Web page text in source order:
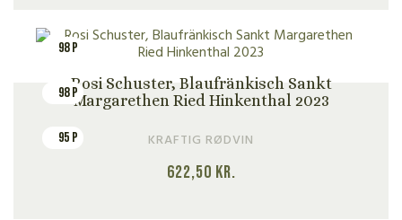
98 P
98 P
95 P
Rosi Schuster, Blaufränkisch Sankt
Margarethen Ried Hinkenthal 2023
KRAFTIG RØDVIN
622,50 kr.